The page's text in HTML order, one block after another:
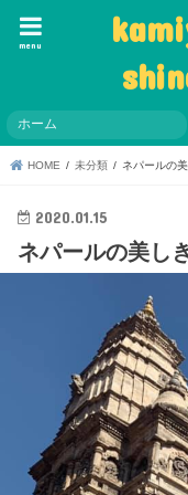
menu
ホーム
HOME 未分類 ネパールの
2020.01.15
ネパールの美し